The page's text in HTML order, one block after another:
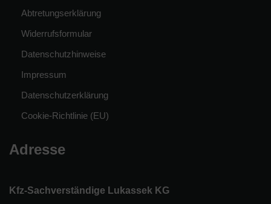
Abtretungserklärung
Widerrufsformular
Datenschutzhinweise
Impressum
Datenschutzerklärung
Cookie-Richtlinie (EU)
Adresse
Kfz-Sachverständige Lukassek KG